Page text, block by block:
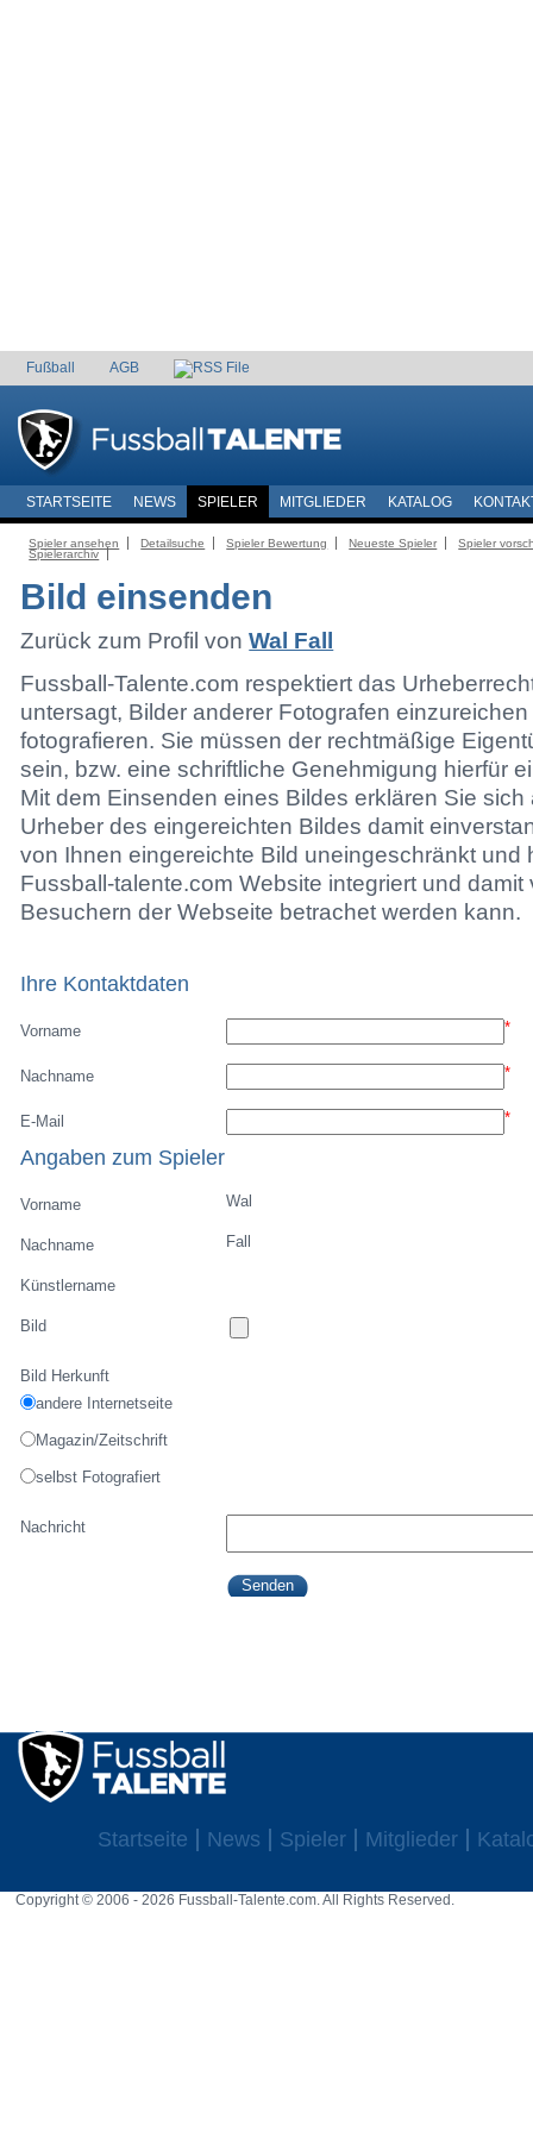
Fußball AGB
STARTSEITE NEWS SPIELER MITGLIEDER KATALOG
Spieler ansehen Detailsuche Spieler Bewertung Neueste Spieler
Spieler
Spielerarchiv
Bild einsenden
Zurück zum Profil vonWal Fall
Fussball-Talente.com respektiert das
untersagt, Bilder anderer Fotografen
fotografieren. Sie müssen der rechtmäßige
sein, bzw. eine schriftliche Genehmigung hierfür
Mit dem Einsenden eines Bildes erklären Sie
Urheber des eingereichten Bildes damit
von Ihnen eingereichte Bild uneingeschränkt und
Fussball-talente.com Website integriert und damit
Besuchern der Webseite betrachet werden kann.
Ihre Kontaktdaten
Vorname *
Nachname *
E-Mail *
Angaben zum Spieler
Vorname Wal
Nachname Fall
Künstlername
Bild
Bild Herkunft
andere Internetseite
Magazin/Zeitschrift
selbst Fotografiert
Nachricht
Startseite News Spieler Mitglieder
Copyright © 2006 - 2026 Fussball-Talente.com. All Rights Reserved.